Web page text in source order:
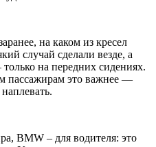
на каком из кресел
случай сделали везде, а
на передних сидениях.
пассажирам это важнее —
BMW – для водителя: это